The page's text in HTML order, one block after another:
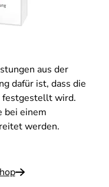
aus der
dafür ist, dass die
festgestellt wird.
bei einem
werden.